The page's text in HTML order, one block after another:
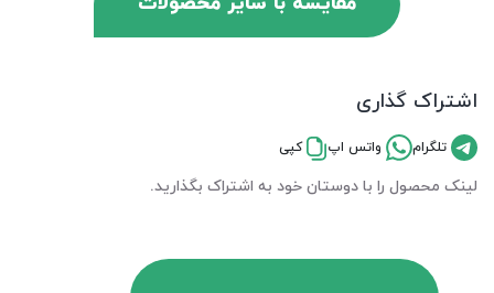
اشتراک گذاری
تلگرام واتس اپ کپی
لینک محصول را با دوستان خود به اشتراک بگذارید.